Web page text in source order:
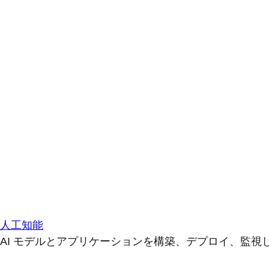
人工知能
AI モデルとアプリケーションを構築、デプロイ、監視